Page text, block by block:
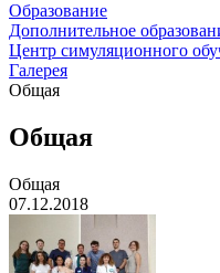
Образование
Дополнительное
Центр симуляционного
Галерея
Общая
Общая
Общая
07.12.2018